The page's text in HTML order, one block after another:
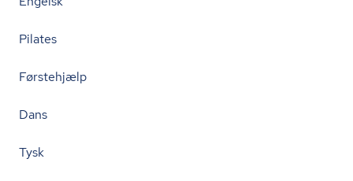
Pilates
Førstehjælp
Dans
Tysk